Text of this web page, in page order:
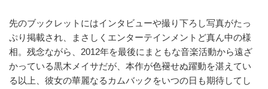
先のブックレットにはインタビューや撮り下ろし写真がたっ
ぷり掲載され、まさしくエンターテインメントど真ん中の様
相。残念ながら、2012年を最後にまともな音楽活動から遠ざ
かっている黒木メイサだが、本作が色褪せぬ躍動を湛えてい
る以上、彼女の華麗なるカムバックをいつの日も期待してし